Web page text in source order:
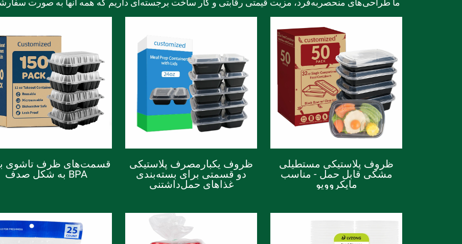
ما طراحی‌های منحصربه‌فرد، مزیت قیمتی رقابتی و کار ساخت برجسته‌ای داریم که همه آنها به صورت
ظروف پلاستیکی مستطیلی
مشکی قابل حمل - مناسب
مایکروویو
ظروف یکبارمصرف پلاستیکی
دو قسمتی برای بسته‌بندی
غذاهای حمل‌داشتنی
قسمت‌های ظرف تاشوی
BPA به شکل صدف